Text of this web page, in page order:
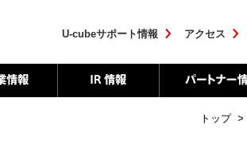
U-cubeサポート情報 アクセス
トップ >